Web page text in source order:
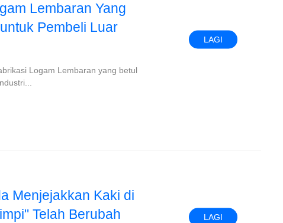
Lembaran Yang
Pembeli Luar
Logam Lembaran yang betul
LAGI
Menjejakkan Kaki di
Telah Berubah
LAGI